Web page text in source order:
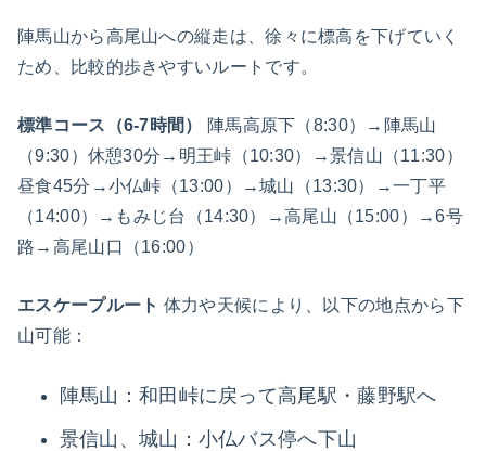
陣馬山から高尾山への縦走は、徐々に標高を下げていく
ため、比較的歩きやすいルートです。
標準コース（6-7時間）
陣馬高原下（8:30）→陣馬山
（9:30）休憩30分→明王峠（10:30）→景信山（11:30）
昼食45分→小仏峠（13:00）→城山（13:30）→一丁平
（14:00）→もみじ台（14:30）→高尾山（15:00）→6号
路→高尾山口（16:00）
エスケープルート 体力や天候により、以下の地点から下
山可能：
陣馬山：和田峠に戻って高尾駅・藤野駅へ
景信山、城山：小仏バス停へ下山